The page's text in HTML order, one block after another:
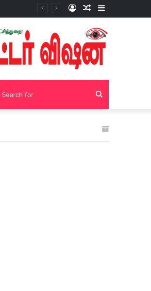
Sidebar
Random
Log
Search